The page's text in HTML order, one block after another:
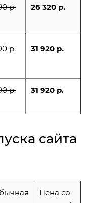
р. 26 320 р.
р. 31 920 р.
р. 31 920 р.
сайта
Цена со